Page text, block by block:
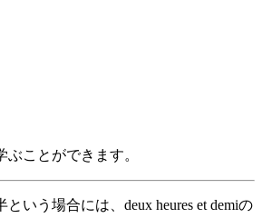
ぶことができます。
いう場合には、deux heures et demiの